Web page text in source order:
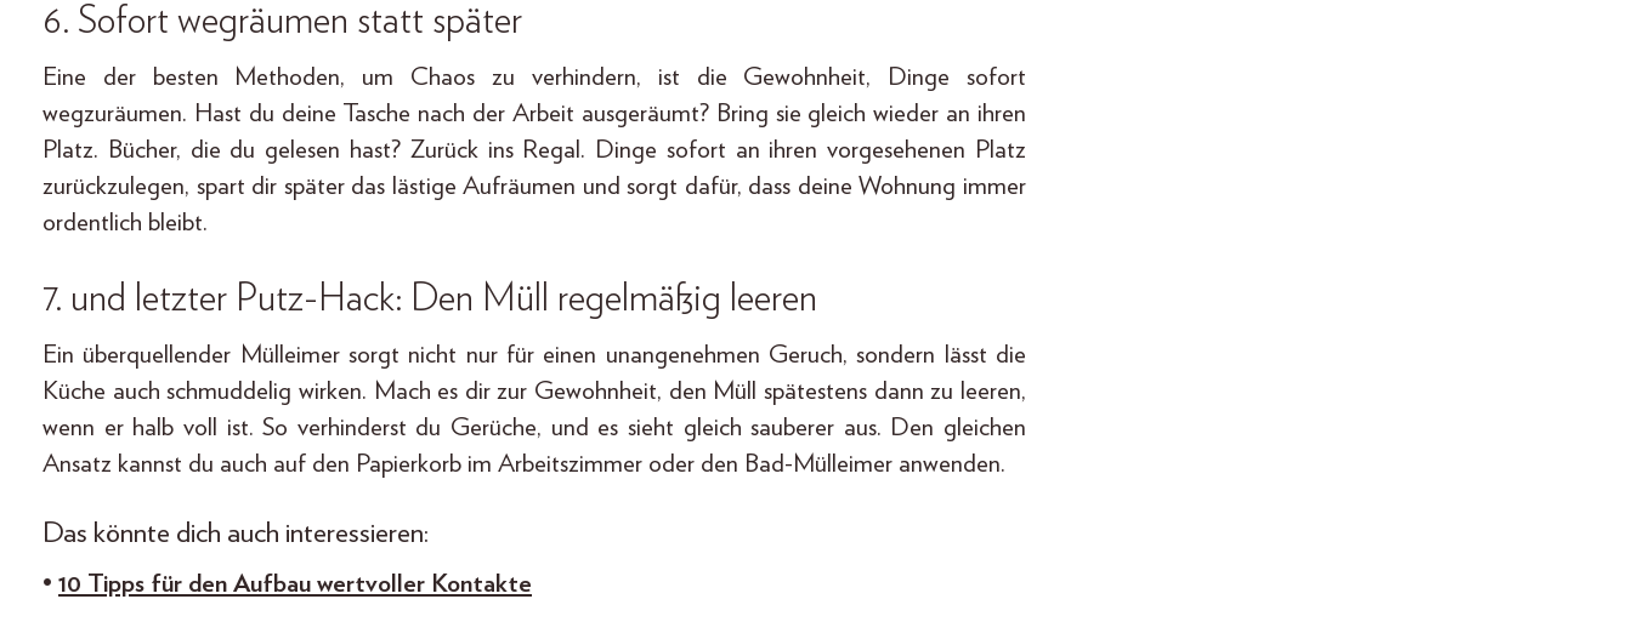
6. Sofort wegräumen statt später
Eine der besten Methoden, um Chaos zu verhindern, ist die Gewohnheit, Dinge sofort
wegzuräumen. Hast du deine Tasche nach der Arbeit ausgeräumt? Bring sie gleich wieder an ihren
Platz. Bücher, die du gelesen hast? Zurück ins Regal. Dinge sofort an ihren vorgesehenen Platz
zurückzulegen, spart dir später das lästige Aufräumen und sorgt dafür, dass deine Wohnung immer
ordentlich bleibt.
7. und letzter Putz-Hack: Den Müll regelmäßig leeren
Ein überquellender Mülleimer sorgt nicht nur für einen unangenehmen Geruch, sondern lässt die
Küche auch schmuddelig wirken. Mach es dir zur Gewohnheit, den Müll spätestens dann zu leeren,
wenn er halb voll ist. So verhinderst du Gerüche, und es sieht gleich sauberer aus. Den gleichen
Ansatz kannst du auch auf den Papierkorb im Arbeitszimmer oder den Bad-Mülleimer anwenden.
Das könnte dich auch interessieren:
• 10 Tipps für den Aufbau wertvoller Kontakte